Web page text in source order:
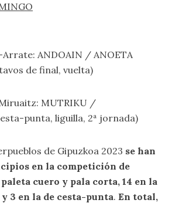
Arrate: ANDOAIN / ANOETA
de final, vuelta)
MUTRIKU /
punta, liguilla, 2ª jornada)
de Gipuzkoa 2023 se han
en la competición de
cuero y pala corta, 14 en la
3 en la de cesta-punta. En total,